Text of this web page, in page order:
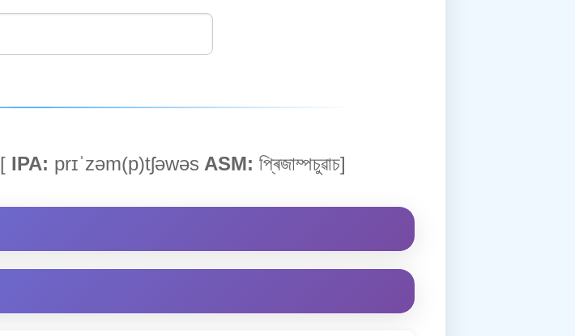
[ IPA: prɪˈzəm(p)tʃəwəs ASM: প্ৰিজাম্পচুৱাচ]